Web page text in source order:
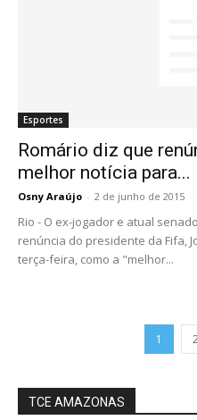
Esportes
Romário diz que
melhor notícia para...
Osny Araújo - 2 de junho de 2015
Rio - O ex-jogador e atual
renúncia do presidente da Fifa,
terça-feira, como a "melhor...
1
TCE AMAZONAS